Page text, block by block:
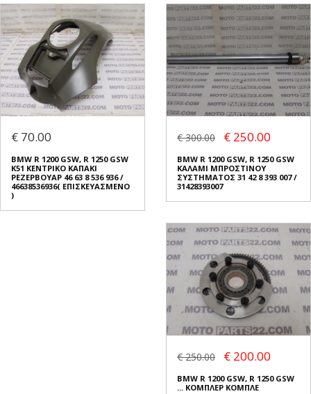
€ 70.00
BMW R 1200 GSW, R 1250 GSW
K51 ΚΕΝΤΡΙΚΟ ΚΑΠΑΚΙ
ΡΕΖΕΡΒΟΥΑΡ 46 63 8 536 936 /
46638536936( ΕΠΙΣΚΕΥΑΣΜΕΝΟ
)
€ 300.00 € 250.00
BMW R 1200 GSW, R 1250 GSW
ΚΑΛΑΜΙ ΜΠΡΟΣΤΙΝΟΥ
ΣΥΣΤΗΜΑΤΟΣ 31 42 8 393 007 /
31428393007
€ 250.00 € 200.00
BMW R 1200 GSW, R 1250 GSW
... ΚΟΜΠΛΕΡ ΚΟΜΠΛΕ